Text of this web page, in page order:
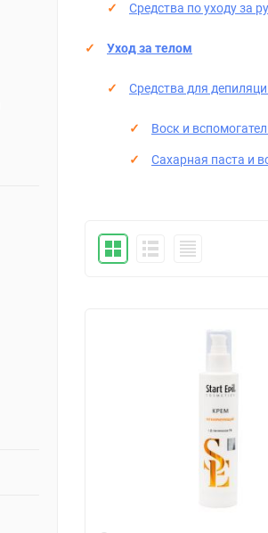
Средства по уходу за
Уход за телом
Средства для
Воск и
Сахарная паста и